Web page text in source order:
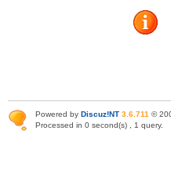
Powered by Discuz!NT 3.6.711 ©
Processed in 0 second(s) , 1 query.